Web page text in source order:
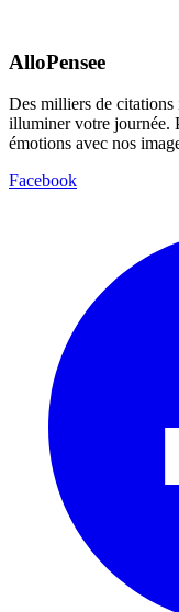
AlloPensee
Des milliers de citations
illuminer votre journée.
émotions avec nos
Facebook